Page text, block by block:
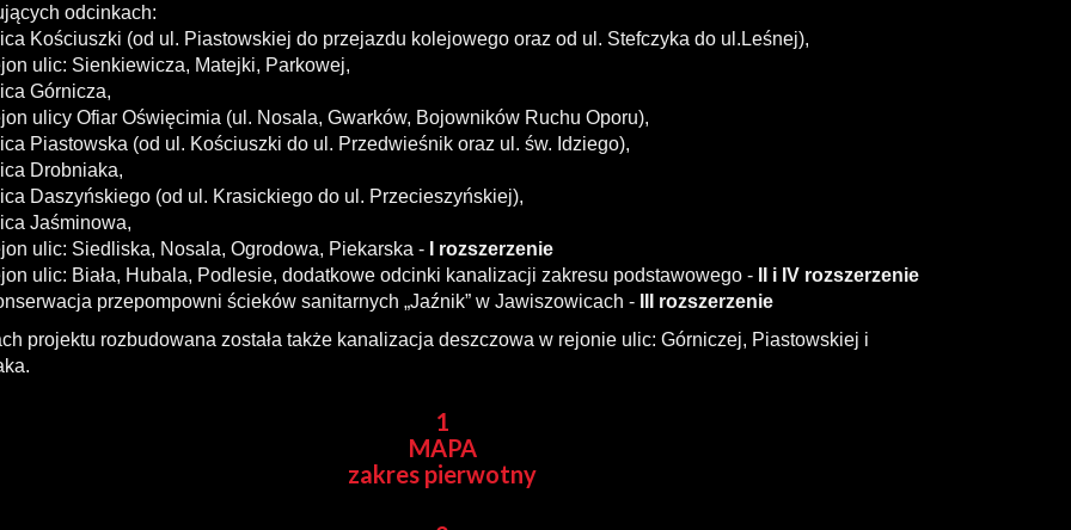
odcinkach:
Kościuszki (od ul. Piastowskiej do przejazdu kolejowego oraz od ul. Stefczyka do ul.Leśnej),
ulic: Sienkiewicza, Matejki, Parkowej,
Górnicza,
ulicy Ofiar Oświęcimia (ul. Nosala, Gwarków, Bojowników Ruchu Oporu),
Piastowska (od ul. Kościuszki do ul. Przedwieśnik oraz ul. św. Idziego),
Drobniaka,
Daszyńskiego (od ul. Krasickiego do ul. Przecieszyńskiej),
Jaśminowa,
ulic: Siedliska, Nosala, Ogrodowa, Piekarska -
I rozszerzenie
ulic: Biała, Hubala, Podlesie, dodatkowe odcinki kanalizacji zakresu podstawowego -
II i IV rozszerzenie
przepompowni ścieków sanitarnych „Jaźnik” w Jawiszowicach -
III rozszerzenie
projektu rozbudowana została także kanalizacja deszczowa w rejonie ulic: Górniczej, Piastowskiej i
1
MAPA
zakres pierwotny